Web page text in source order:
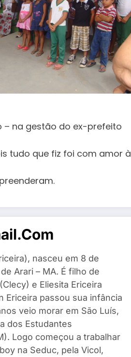
– na gestão do ex-prefeito
tudo que fiz foi com amor à
nasceu em 8 de
Arari – MA. É filho de
e Eliesita Ericeira
Ericeira passou sua infância
veio morar em São Luís,
dos Estudantes
Logo começou a trabalhar
na Seduc, pela Vicol,